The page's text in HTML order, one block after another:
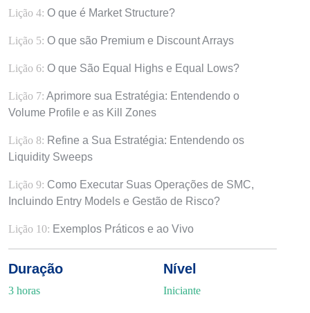
Lição 4: O que é Market Structure?
Lição 5: O que são Premium e Discount Arrays
Lição 6: O que São Equal Highs e Equal Lows?
Lição 7: Aprimore sua Estratégia: Entendendo o
Volume Profile e as Kill Zones
Lição 8: Refine a Sua Estratégia: Entendendo os
Liquidity Sweeps
Lição 9: Como Executar Suas Operações de SMC,
Incluindo Entry Models e Gestão de Risco?
Lição 10: Exemplos Práticos e ao Vivo
Duração
3 horas
Nível
Iniciante